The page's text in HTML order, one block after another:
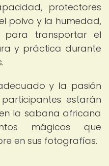
protectores
polvo y la humedad,
para transportar el
y práctica durante
y la pasión
estarán
la sabana africana
mágicos que
en sus fotografías.